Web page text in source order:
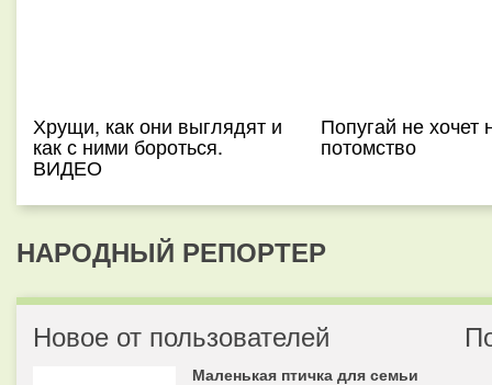
Хрущи, как они выглядят и
как с ними бороться.
ВИДЕО
Попугай не хочет
потомство
НАРОДНЫЙ РЕПОРТЕР
Новое от пользователей
Маленькая птичка для семьи